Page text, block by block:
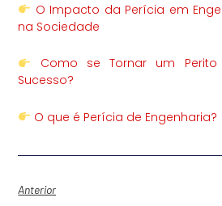
O Impacto da Perícia em
na Sociedade
Como se Tornar um
Sucesso?
O que é Perícia de Engenharia?
Anterior